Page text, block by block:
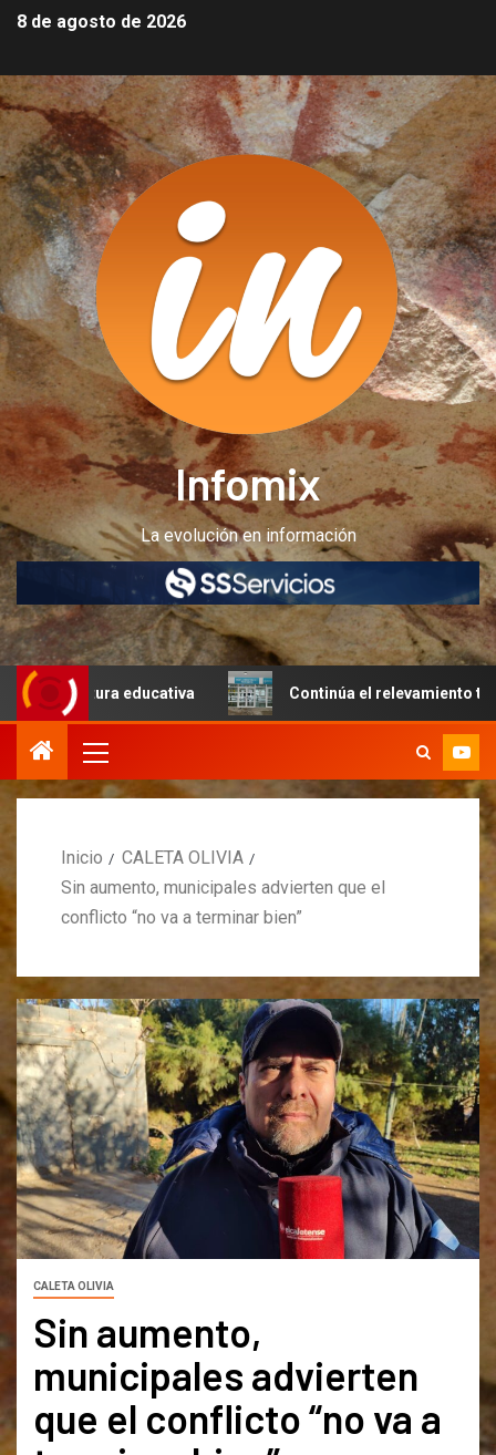
8 de agosto de 2026
Infomix
La evolución en información
educativa Continúa el relevamiento técnico en
Inicio
CALETA OLIVIA
Sin aumento, municipales advierten que el
conflicto “no va a terminar bien”
CALETA OLIVIA
Sin aumento,
municipales advierten
que el conflicto “no va a